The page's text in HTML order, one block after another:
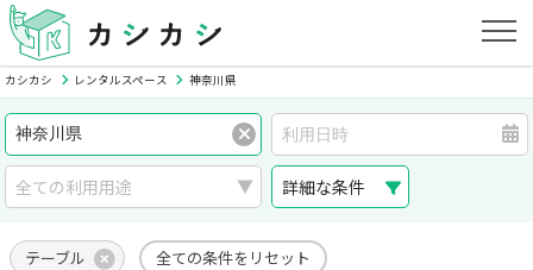
カシカシ レンタルスペース 神奈川県
詳細な条件
テーブル 全ての条件をリセット